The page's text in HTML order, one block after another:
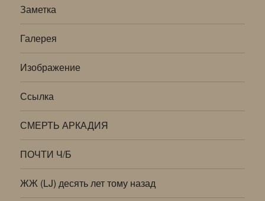
Заметка
Галерея
Изображение
Ссылка
СМЕРТЬ АРКАДИЯ
ПОЧТИ Ч/Б
ЖЖ (LJ) десять лет тому назад